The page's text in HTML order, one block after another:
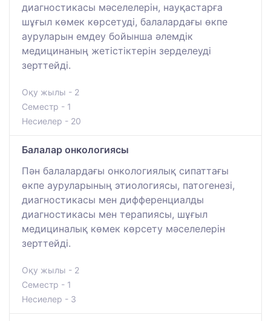
диагностикасы мәселелерін, науқастарға
шұғыл көмек көрсетуді, балалардағы өкпе
ауруларын емдеу бойынша әлемдік
медицинаның жетістіктерін зерделеуді
зерттейді.
Оқу жылы - 2
Семестр - 1
Несиелер - 20
Балалар онкологиясы
Пән балалардағы онкологиялық сипаттағы
өкпе ауруларының этиологиясы, патогенезі,
диагностикасы мен дифференциалды
диагностикасы мен терапиясы, шұғыл
медициналық көмек көрсету мәселелерін
зерттейді.
Оқу жылы - 2
Семестр - 1
Несиелер - 3